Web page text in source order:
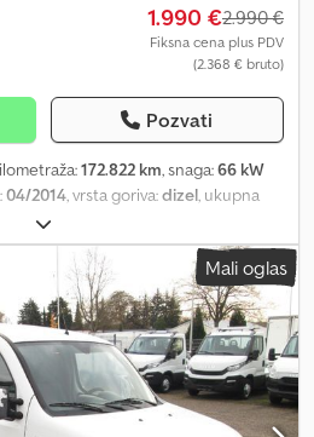
1.990 €2.990 €
Fiksna cena plus PDV
(2.368 € bruto)
Pozvati
172.822 km, snaga:66 kW
04/2014, vrsta goriva:dizel, ukupna
, tip prenosa:
2, dužina tovarnog prostora:1.730 mm,
1.740 mm
, visina tovarnog prostora:
zaključavanje, elektronski
za čađ, !!!!! TEHNIČKI PROBLEMI
!!!!! Dcjdpfsxyr T Hsx Aqiok 2 sedišta,
menjač, obrtomer, vozačev
podizači stakala, rashladna
5, zamrzivač do -18°C, zadnja vrata
Mali oglas